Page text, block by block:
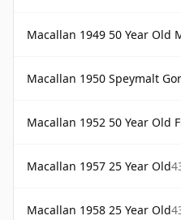
Macallan 1949 50 Year Old
Macallan 1950 Speymalt
Macallan 1952 50 Year Old
Macallan 1957 25 Year Old
Macallan 1958 25 Year Old